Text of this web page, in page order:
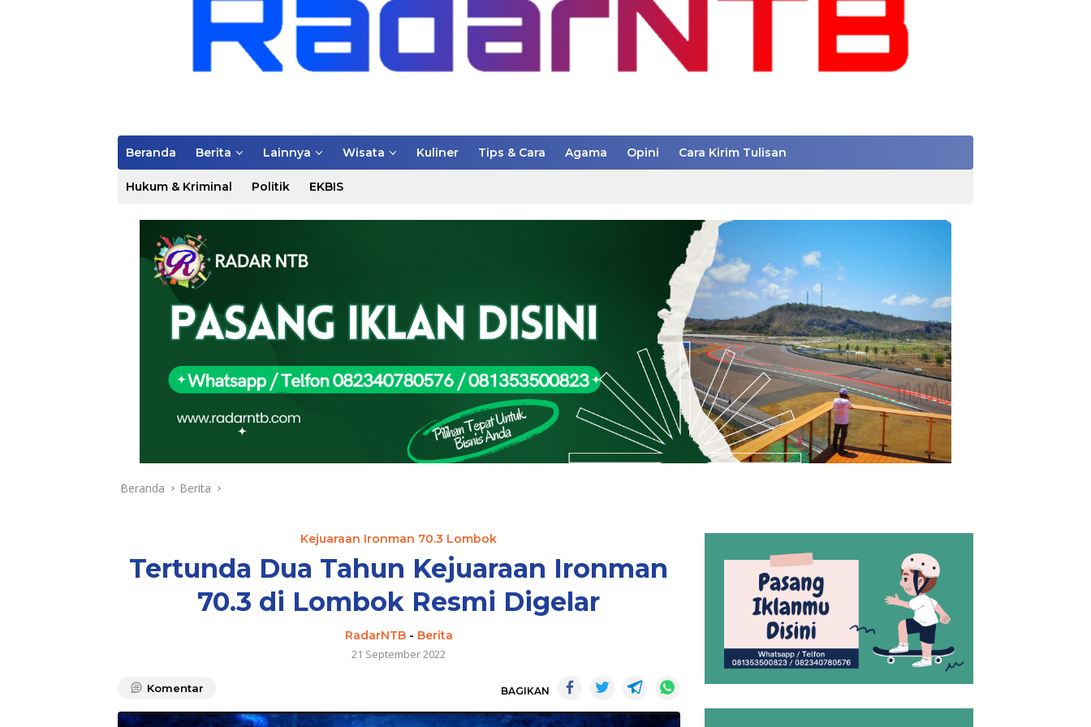
Beranda Berita Lainnya Wisata Kuliner Tips & Cara Agama Opini Cara Kirim Tulisan
Hukum & Kriminal Politik EKBIS
Beranda Berita
Kejuaraan Ironman 70.3 Lombok
Tertunda Dua Tahun Kejuaraan Ironman
70.3 di Lombok Resmi Digelar
RadarNTB- Berita
21 September 2022
Komentar BAGIKAN